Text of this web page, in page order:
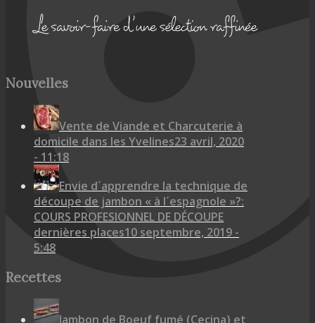
Nouvelles
Vente de Viande et Charcuterie à
domicile dans les Yvelines23 avril, 2020
- 11:18
Envie d´apprendre la technique de
découpe de jambon « à l´espagnole »?:
COURS PROFESIONNEL DE DÉCOUPE
dernières places10 septembre, 2019 -
5:48
Recettes
Jambon de Boeuf fumé (Cecina) et